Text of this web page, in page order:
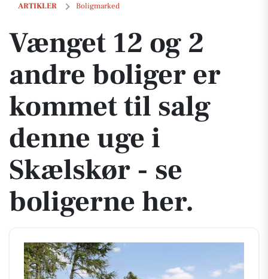
ARTIKLER Boligmarked
Vænget 12 og 2 andre boliger er kommet til salg denne uge i
Vænget 12 og 2
andre boliger er
kommet til salg
denne uge i
Skælskør - se
boligerne her.